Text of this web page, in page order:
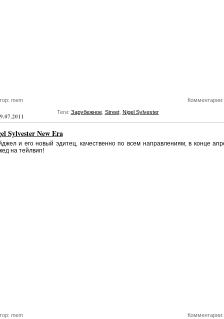
mem
Комментарии:
Теги: Зарубежное, Street, Nigel Sylvester
Sylvester New Era
и его новый эдитец, качественно по всем направлениям, в конце
на тейлвип!
mem Комментарии: